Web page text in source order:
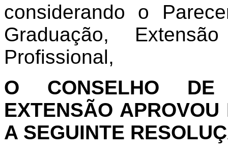
considerando o
Graduação,
Profissional,
O CONSELHO
EXTENSÃO
A SEGUINTE